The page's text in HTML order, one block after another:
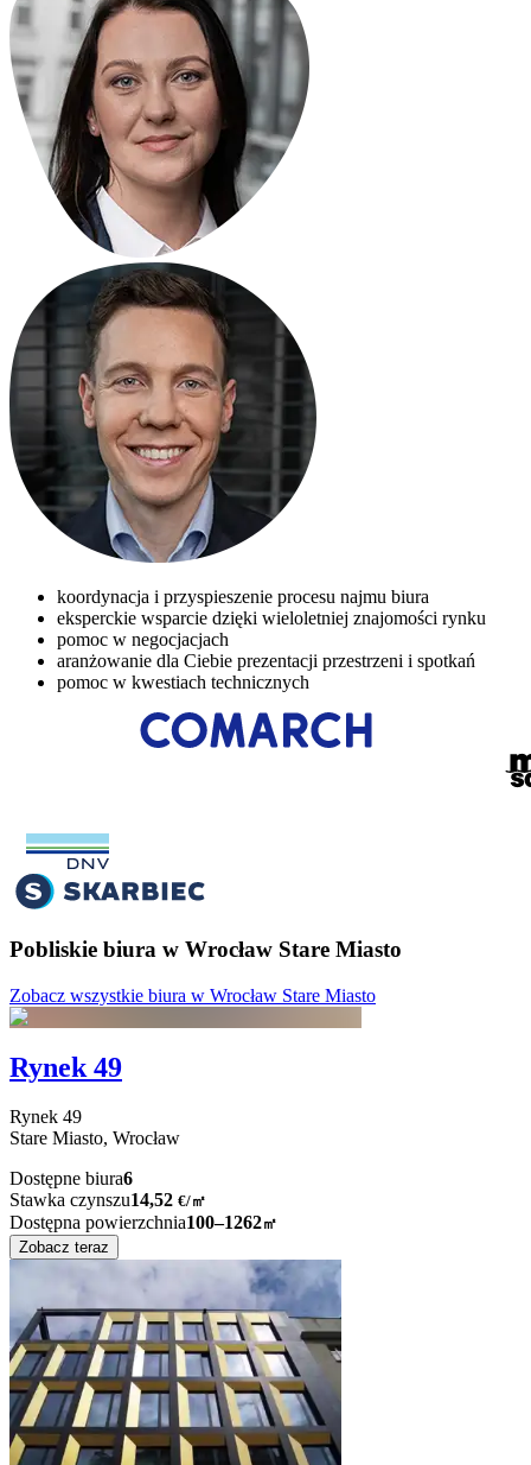
koordynacja i przyspieszenie procesu najmu biura
eksperckie wsparcie dzięki wieloletniej znajomości rynku
pomoc w negocjacjach
aranżowanie dla Ciebie prezentacji przestrzeni i spotkań
pomoc w kwestiach technicznych
Pobliskie biura w Wrocław Stare Miasto
Zobacz wszystkie biura w Wrocław Stare Miasto
Rynek 49
Rynek 49
Stare Miasto, Wrocław
Dostępne biura6
Stawka czynszu14,52 €/㎡
Dostępna powierzchnia100–1262㎡
Zobacz teraz